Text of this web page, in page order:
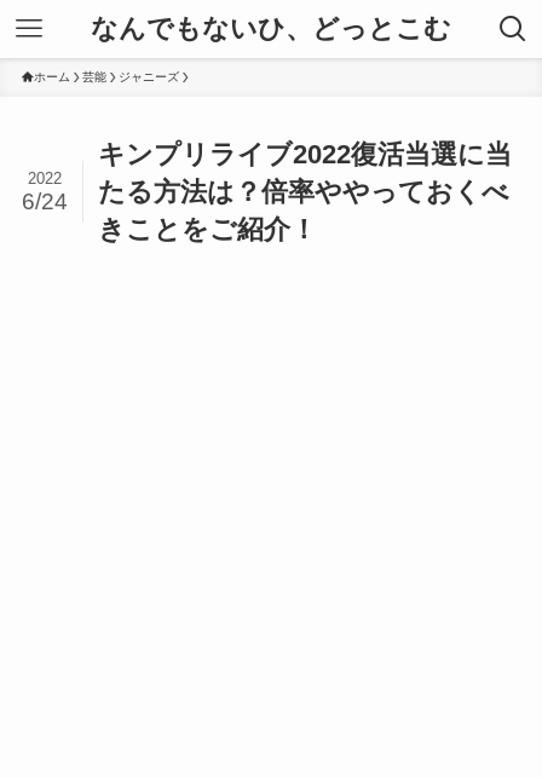
なんでもないひ、どっとこむ
ホーム 芸能 ジャニーズ
キンプリライブ2022復活当選に当
たる方法は？倍率ややっておくべ
きことをご紹介！
2022
6/24